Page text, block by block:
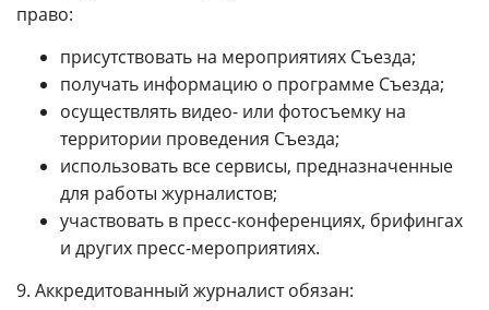
право:
присутствовать на мероприятиях Съезда;
получать информацию о программе Съезда;
осуществлять видео- или фотосъемку на
территории проведения Съезда;
использовать все сервисы, предназначенные
для работы журналистов;
участвовать в пресс-конференциях, брифингах
и других пресс-мероприятиях.
9. Аккредитованный журналист обязан: